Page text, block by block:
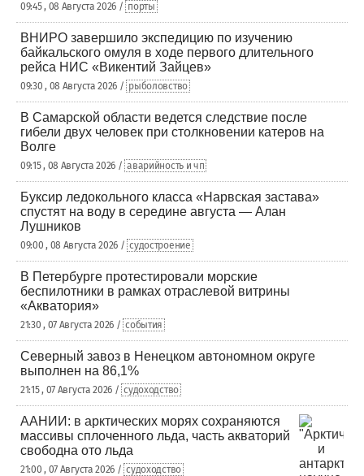
09:45 , 08 Августа 2026 / порты
ВНИРО завершило экспедицию по изучению
байкальского омуля в ходе первого длительного
рейса НИС «Викентий Зайцев»
09:30 , 08 Августа 2026 / рыболовство
В Самарской области ведется следствие после
гибели двух человек при столкновении катеров на
Волге
09:15 , 08 Августа 2026 / аварийность и чп
Буксир ледокольного класса «Нарвская застава»
спустят на воду в середине августа — Алан
Лушников
09:00 , 08 Августа 2026 / судостроение
В Петербурге протестировали морские
беспилотники в рамках отраслевой витрины
«Акватория»
21:30 , 07 Августа 2026 / события
Северный завоз в Ненецком автономном округе
выполнен на 86,1%
21:15 , 07 Августа 2026 / судоходство
ААНИИ: в арктических морях сохраняются
массивы сплоченного льда, часть акваторий
свободна ото льда
21:00 , 07 Августа 2026 / судоходство